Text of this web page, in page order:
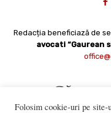
Redacția beneficiază de
avocati “Gaurean
Folosim cookie-uri pe